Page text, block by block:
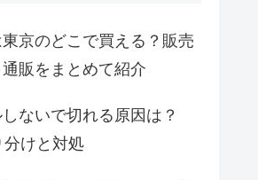
京のどこで買える？販売
販をまとめて紹介
ないで切れる原因は？
分けと対処